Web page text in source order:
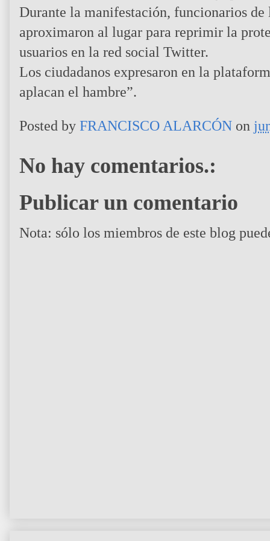
Durante la manifestación, funcionarios
aproximaron al lugar para reprimir la
usuarios en la red social Twitter.
Los ciudadanos expresaron en la
aplacan el hambre”.
Posted by FRANCISCO ALARCÓN on
No hay comentarios.:
Publicar un comentario
Nota: sólo los miembros de este blog